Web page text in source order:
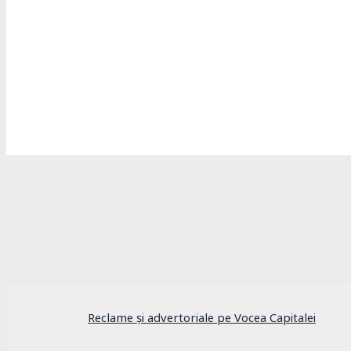
Fenomenul imigrației în București:
Reclame și advertoriale pe Vocea Capitalei